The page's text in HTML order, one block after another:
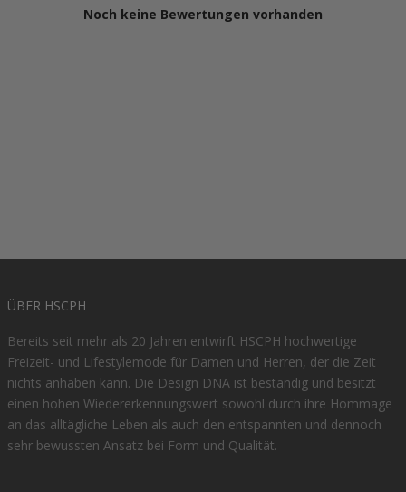
Noch keine Bewertungen vorhanden
ÜBER HSCPH
Bereits seit mehr als 20 Jahren entwirft HSCPH hochwertige
Freizeit- und Lifestylemode für Damen und Herren, der die Zeit
nichts anhaben kann. Die Design DNA ist beständig und besitzt
einen hohen Wiedererkennungswert sowohl durch ihre Hommage
an das alltägliche Leben als auch den entspannten und dennoch
sehr bewussten Ansatz bei Form und Qualität.